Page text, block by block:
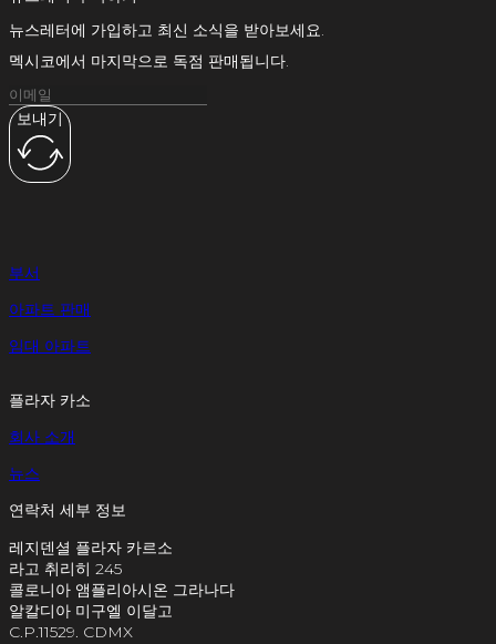
뉴스레터에 가입하고 최신 소식을 받아보세요.
멕시코에서 마지막으로 독점 판매됩니다.
보내기
부서
아파트 판매
임대 아파트
플라자 카소
회사 소개
뉴스
연락처 세부 정보
레지덴셜 플라자 카르소
라고 취리히 245
콜로니아 앰플리아시온 그라나다
알칼디아 미구엘 이달고
C.P.11529. CDMX